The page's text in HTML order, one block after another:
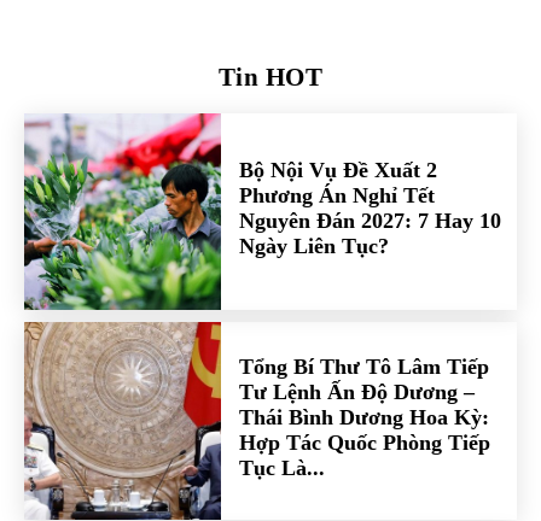
Tin HOT
Bộ Nội Vụ Đề Xuất 2
Phương Án Nghỉ Tết
Nguyên Đán 2027: 7 Hay 10
Ngày Liên Tục?
Tổng Bí Thư Tô Lâm Tiếp
Tư Lệnh Ấn Độ Dương –
Thái Bình Dương Hoa Kỳ:
Hợp Tác Quốc Phòng Tiếp
Tục Là...